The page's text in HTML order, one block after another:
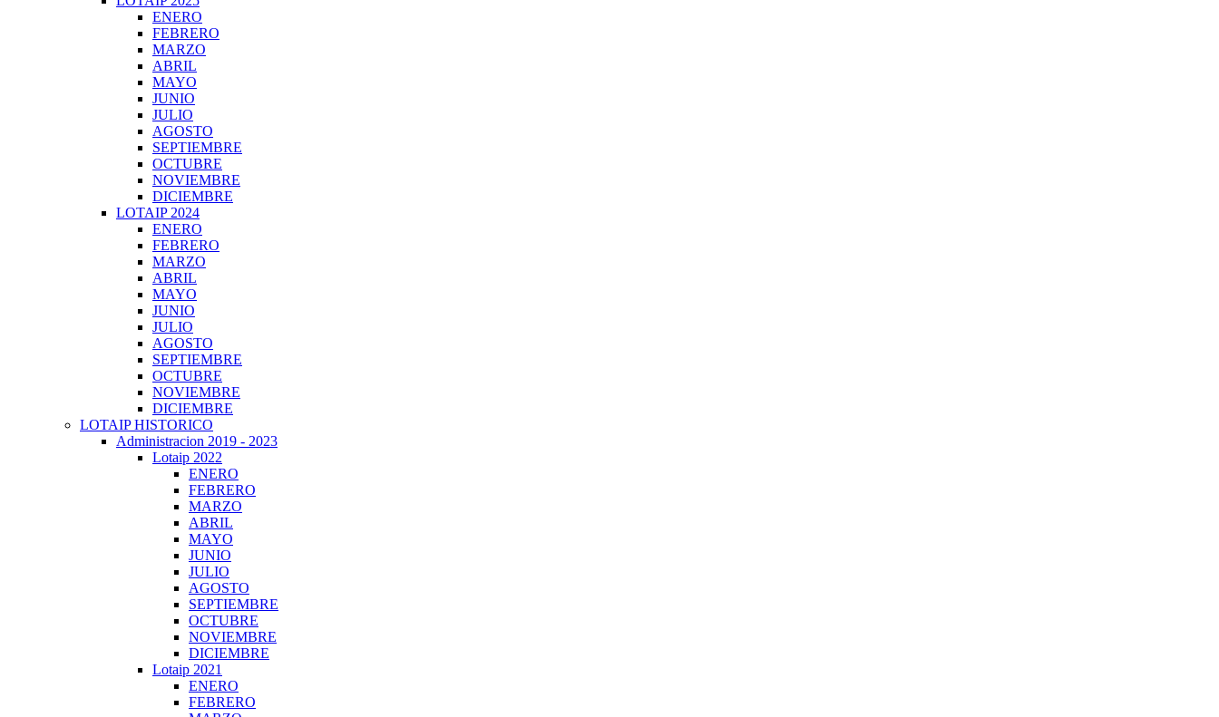
ENERO
FEBRERO
MARZO
ABRIL
MAYO
JUNIO
JULIO
AGOSTO
SEPTIEMBRE
OCTUBRE
NOVIEMBRE
DICIEMBRE
LOTAIP 2024
ENERO
FEBRERO
MARZO
ABRIL
MAYO
JUNIO
JULIO
AGOSTO
SEPTIEMBRE
OCTUBRE
NOVIEMBRE
DICIEMBRE
LOTAIP HISTORICO
Administracion 2019 - 2023
Lotaip 2022
ENERO
FEBRERO
MARZO
ABRIL
MAYO
JUNIO
JULIO
AGOSTO
SEPTIEMBRE
OCTUBRE
NOVIEMBRE
DICIEMBRE
Lotaip 2021
ENERO
FEBRERO